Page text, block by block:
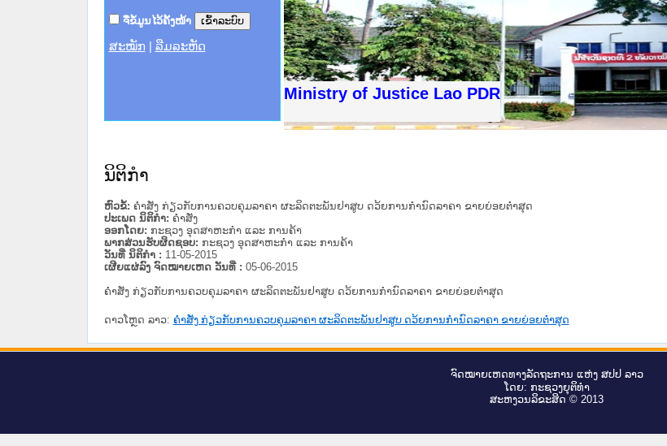
ຈື່ຂໍ້ມູນໄວ້ຄັ້ງໜ້າ
ສະໝັກ ລືມລະຫັດ
Ministry of Justice Lao PDR
ານສະພາປະຊາຊົນ ພາກເໜືອ
ທາງລັດຖະການ
ສຳລັບ ພາກກາງ
ສຳລັບ ພາກໃຕ້
ວິທະຍາຄານຕຳຫຼວດປະຊາຊົນ
ວິທະຍາຄານສັນຕິບານປະຊາຊົນ
ຂັ້ນແຂວງພາກເໜືອ
ານສະພາປະຊາຊົນ ພາກກາງ
ນິຕິກໍາ
ຫົວຂໍ້: ຄຳສັ່ງ ກ່ຽວກັບການຄວບຄຸມລາຄາ ຜະລິດຕະພັນຢາສູບ ດວ້ຍການກຳນົດລາຄາ ຂາຍຍ່ອຍຕ່ຳສຸດ
ປະເພດ ນິຕິກໍາ: ຄໍາສັ່ງ
ອອກໂດຍ: ກະຊວງ ອຸດສາຫະກຳ ແລະ ການຄ້າ
ພາກສ່ວນຮັບຜິດຊອບ: ກະຊວງ ອຸດສາຫະກຳ ແລະ ການຄ້າ
ວັນທີ່ ນິຕິກໍາ : 11-05-2015
ເຜີຍແຜ່ລົງ ຈົດໝາຍເຫດ ວັນທີ່ : 05-06-2015
ຄຳສັ່ງ ກ່ຽວກັບການຄວບຄຸມລາຄາ ຜະລິດຕະພັນຢາສູບ ດວ້ຍການກຳນົດລາຄາ ຂາຍຍ່ອຍຕ່ຳສຸດ
ດາວໂຫຼດ ລາວ: ຄຳສັ່ງ ກ່ຽວກັບການຄວບຄຸມລາຄາ ຜະລິດຕະພັນຢາສູບ ດວ້ຍການກຳນົດລາຄາ ຂາຍຍ່ອຍຕ່ຳສຸດ
ຈົດ​ໝາຍ​ເຫດ​ທາງ​ລັດ​ຖະ​ການ ແຫ່ງ ສ​ປ​ປ ລາວ
ໂດຍ: ກະ​ຊວງຍຸ​ຕິ​ທຳ
ສະ​ຫງວນ​ລິ​ຂະ​ສິດ © 2013